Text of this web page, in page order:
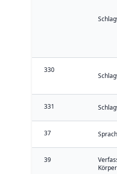
330
331
37
39